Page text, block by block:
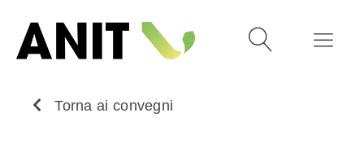
Torna ai convegni